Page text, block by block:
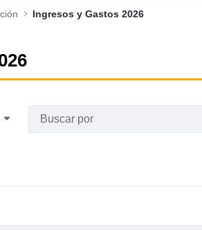
Ingresos y Gastos 2026